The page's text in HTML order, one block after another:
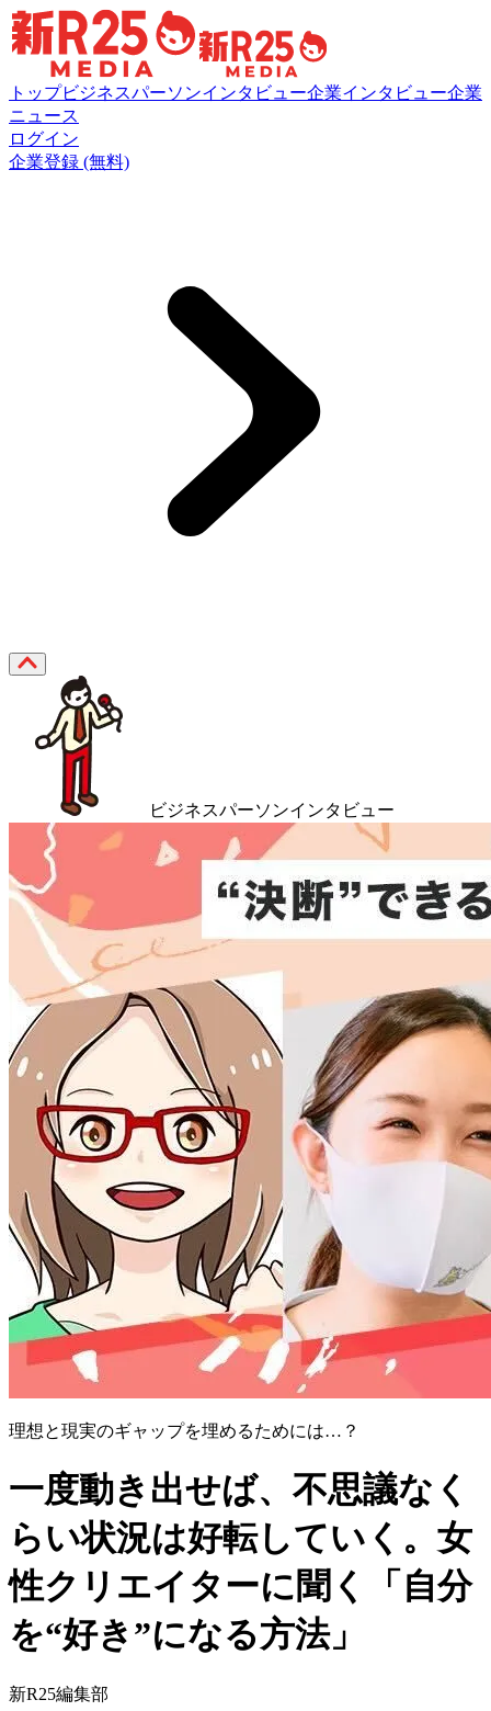
トップビジネスパーソンインタビュー企業インタビュー企業
ニュース
ログイン
企業登録 (無料)
ビジネスパーソンインタビュー
理想と現実のギャップを埋めるためには…？
一度動き出せば、不思議なく
らい状況は好転していく。女
性クリエイターに聞く「自分
を“好き”になる方法」
新R25編集部